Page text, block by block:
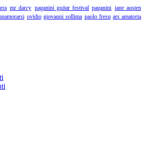
mr darcy paganini guitar festival paganini jane austen
ovidio giovanni sollima paolo fresu ars amatoria